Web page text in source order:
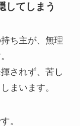
してしまう
ち主が、無理
されず、苦し
まいます。
。